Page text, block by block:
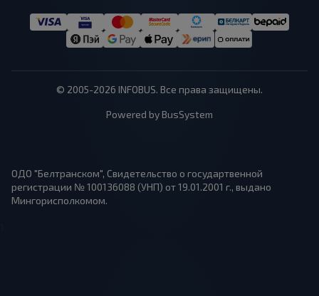
© 2005-2026 INFOBUS. Все права защищены.
Powered by BusSystem
ОДО "Белтранском", Свидетельство о государтвенной
регистрации № 100136088 (УНП) от 19.01.2001 г., выдано
Мингорисполкомом.